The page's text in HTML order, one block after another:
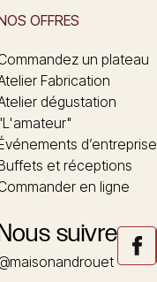
OFFRES
un plateau
Fabrication
dégustation
"L'amateur"
d’entreprise
et réceptions
en ligne
suivre